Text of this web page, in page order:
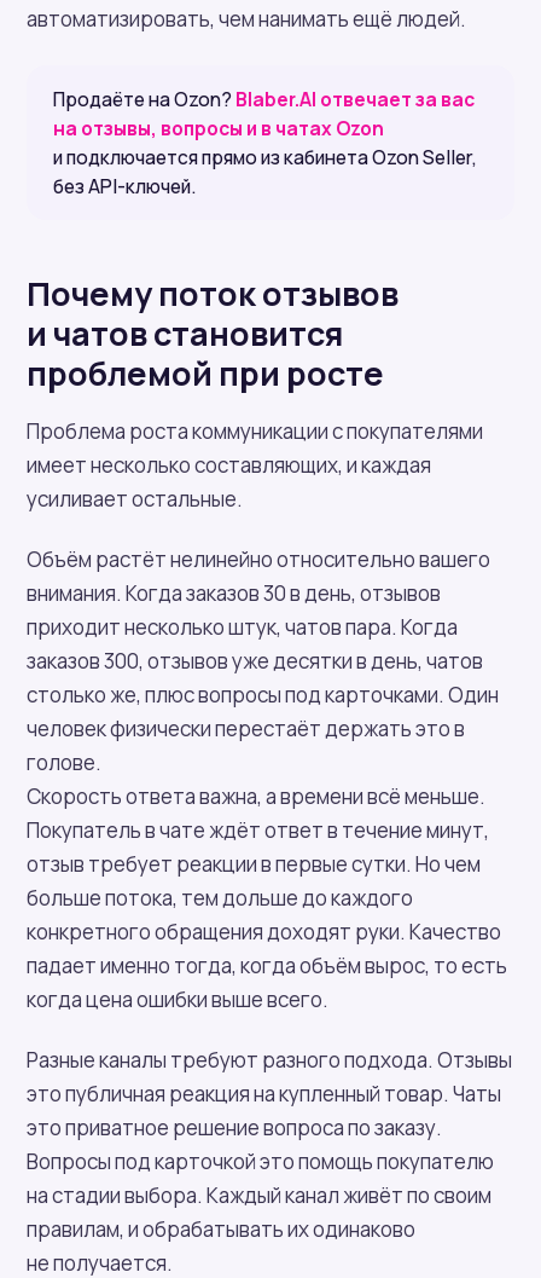
автоматизировать, чем нанимать ещё людей.
Продаёте на Ozon?Blaber.AI отвечает за вас
на отзывы, вопросы и в чатах Ozon
и подключается прямо из кабинета Ozon Seller,
без API-ключей.
Почему поток отзывов
и чатов становится
проблемой при росте
Проблема роста коммуникации с покупателями
имеет несколько составляющих, и каждая
усиливает остальные.
Объём растёт нелинейно относительно вашего
внимания. Когда заказов 30 в день, отзывов
приходит несколько штук, чатов пара. Когда
заказов 300, отзывов уже десятки в день, чатов
столько же, плюс вопросы под карточками. Один
человек физически перестаёт держать это в
голове.
Скорость ответа важна, а времени всё меньше.
Покупатель в чате ждёт ответ в течение минут,
отзыв требует реакции в первые сутки. Но чем
больше потока, тем дольше до каждого
конкретного обращения доходят руки. Качество
падает именно тогда, когда объём вырос, то есть
когда цена ошибки выше всего.
Разные каналы требуют разного подхода. Отзывы
это публичная реакция на купленный товар. Чаты
это приватное решение вопроса по заказу.
Вопросы под карточкой это помощь покупателю
на стадии выбора. Каждый канал живёт по своим
правилам, и обрабатывать их одинаково
не получается.